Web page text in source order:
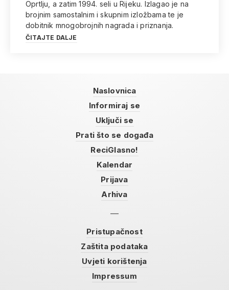
Oprtlju, a zatim 1994. seli u Rijeku. Izlagao je na
brojnim samostalnim i skupnim izložbama te je
dobitnik mnogobrojnih nagrada i priznanja.
ČITAJTE DALJE
Naslovnica
Informiraj se
Uključi se
Prati što se događa
ReciGlasno!
Kalendar
Prijava
Arhiva
Pristupačnost
Zaštita podataka
Uvjeti korištenja
Impressum